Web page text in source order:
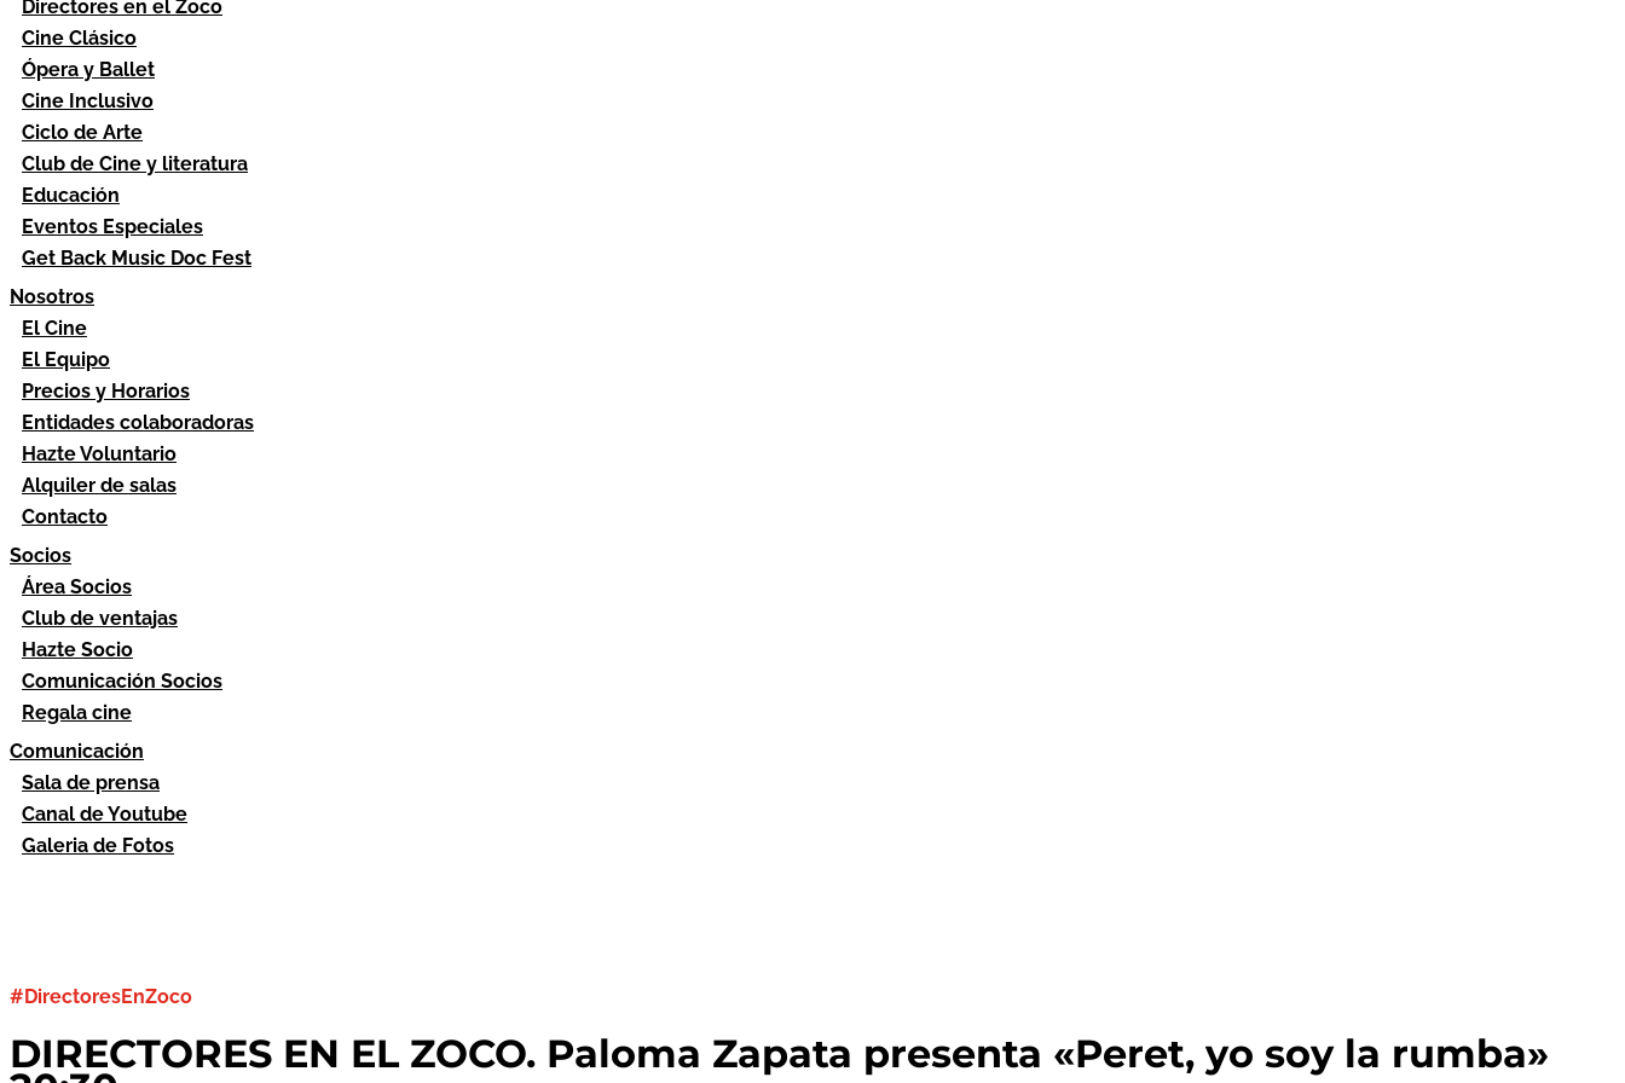
Directores en el Zoco
Cine Clásico
Ópera y Ballet
Cine Inclusivo
Ciclo de Arte
Club de Cine y literatura
Educación
Eventos Especiales
Get Back Music Doc Fest
Nosotros
El Cine
El Equipo
Precios y Horarios
Entidades colaboradoras
Hazte Voluntario
Alquiler de salas
Contacto
Socios
Área Socios
Club de ventajas
Hazte Socio
Comunicación Socios
Regala cine
Comunicación
Sala de prensa
Canal de Youtube
Galeria de Fotos
#DirectoresEnZoco
DIRECTORES EN EL ZOCO. Paloma Zapata presenta «Peret, yo soy la rumba»